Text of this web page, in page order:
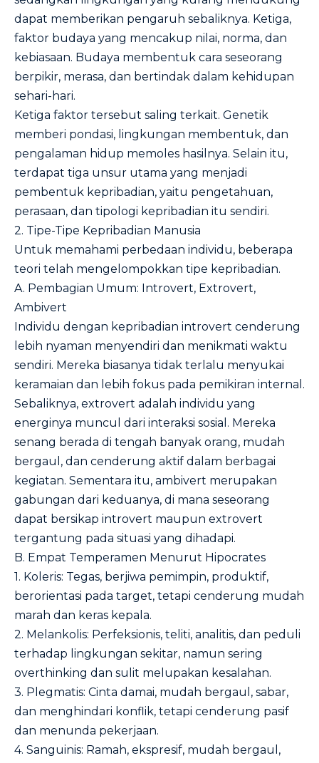
dapat memberikan pengaruh sebaliknya. Ketiga,
faktor budaya yang mencakup nilai, norma, dan
kebiasaan. Budaya membentuk cara seseorang
berpikir, merasa, dan bertindak dalam kehidupan
sehari-hari.
Ketiga faktor tersebut saling terkait. Genetik
memberi pondasi, lingkungan membentuk, dan
pengalaman hidup memoles hasilnya. Selain itu,
terdapat tiga unsur utama yang menjadi
pembentuk kepribadian, yaitu pengetahuan,
perasaan, dan tipologi kepribadian itu sendiri.
2. Tipe-Tipe Kepribadian Manusia
Untuk memahami perbedaan individu, beberapa
teori telah mengelompokkan tipe kepribadian.
A. Pembagian Umum: Introvert, Extrovert,
Ambivert
Individu dengan kepribadian introvert cenderung
lebih nyaman menyendiri dan menikmati waktu
sendiri. Mereka biasanya tidak terlalu menyukai
keramaian dan lebih fokus pada pemikiran internal.
Sebaliknya, extrovert adalah individu yang
energinya muncul dari interaksi sosial. Mereka
senang berada di tengah banyak orang, mudah
bergaul, dan cenderung aktif dalam berbagai
kegiatan. Sementara itu, ambivert merupakan
gabungan dari keduanya, di mana seseorang
dapat bersikap introvert maupun extrovert
tergantung pada situasi yang dihadapi.
B. Empat Temperamen Menurut Hipocrates
1. Koleris: Tegas, berjiwa pemimpin, produktif,
berorientasi pada target, tetapi cenderung mudah
marah dan keras kepala.
2. Melankolis: Perfeksionis, teliti, analitis, dan peduli
terhadap lingkungan sekitar, namun sering
overthinking dan sulit melupakan kesalahan.
3. Plegmatis: Cinta damai, mudah bergaul, sabar,
dan menghindari konflik, tetapi cenderung pasif
dan menunda pekerjaan.
4. Sanguinis: Ramah, ekspresif, mudah bergaul,